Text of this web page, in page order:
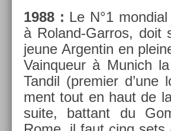
1988 : Le N°1
à Roland-Garros, doit
jeune Ar­gentin en
Vain­queur à Munich
Tan­dil (pre­mi­er
ment tout en haut de
suite, bat­tant du